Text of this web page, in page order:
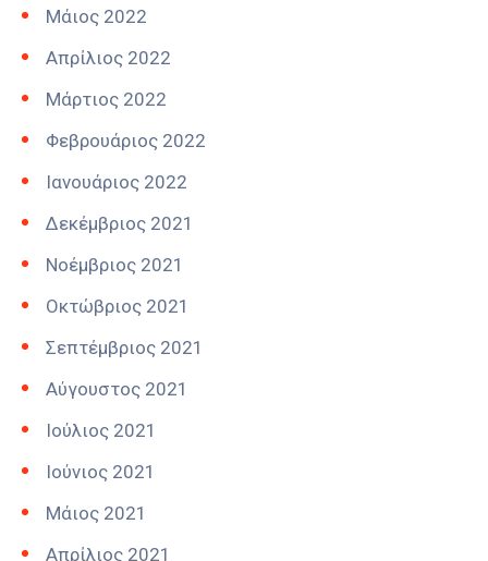
Μάιος 2022
Απρίλιος 2022
Μάρτιος 2022
Φεβρουάριος 2022
Ιανουάριος 2022
Δεκέμβριος 2021
Νοέμβριος 2021
Οκτώβριος 2021
Σεπτέμβριος 2021
Αύγουστος 2021
Ιούλιος 2021
Ιούνιος 2021
Μάιος 2021
Απρίλιος 2021